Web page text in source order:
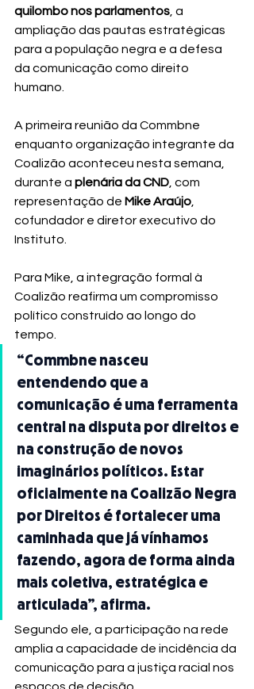
quilombo nos parlamentos , a
ampliação das pautas estratégicas
para a população negra e a defesa
da comunicação como direito
humano.
A primeira reunião da Commbne
enquanto organização integrante da
Coalizão aconteceu nesta semana,
durante a plenária da CND , com
representação de Mike Araújo
cofundador e diretor executivo do
Instituto.
Para Mike, a integração formal à
Coalizão reafirma um compromisso
político construído ao longo do
tempo.
“Commbne nasceu
entendendo que a
comunicação é uma ferramenta
central na disputa por direitos e
na construção de novos
imaginários políticos. Estar
oficialmente na Coalizão Negra
por Direitos é fortalecer uma
caminhada que já vínhamos
fazendo, agora de forma ainda
mais coletiva, estratégica e
articulada”, afirma.
Segundo ele, a participação na rede
amplia a capacidade de incidência da
comunicação para a justiça racial nos